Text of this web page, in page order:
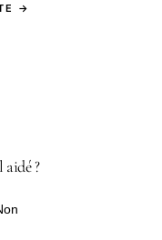
→
?